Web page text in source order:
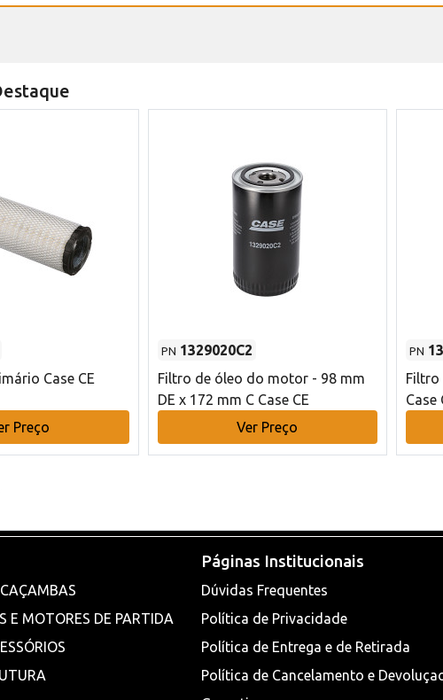
Case CE
Preço
PN 1329020C2
Filtro de óleo do motor - 98 mm
DE x 172 mm C Case CE
Ver Preço
PN
Filtro
Case
E MOTORES DE PARTIDA
Páginas Institucionais
Dúvidas Frequentes
Política de Privacidade
Política de Entrega e de Retirada
Política de Cancelamento e